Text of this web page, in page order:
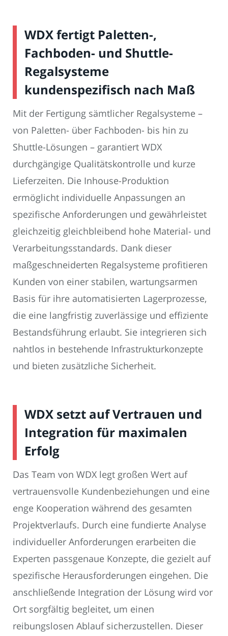
WDX fertigt Paletten-,
Fachboden- und Shuttle-
Regalsysteme
kundenspezifisch nach Maß
Mit der Fertigung sämtlicher Regalsysteme –
von Paletten- über Fachboden- bis hin zu
Shuttle-Lösungen – garantiert WDX
durchgängige Qualitätskontrolle und kurze
Lieferzeiten. Die Inhouse-Produktion
ermöglicht individuelle Anpassungen an
spezifische Anforderungen und gewährleistet
gleichzeitig gleichbleibend hohe Material- und
Verarbeitungsstandards. Dank dieser
maßgeschneiderten Regalsysteme profitieren
Kunden von einer stabilen, wartungsarmen
Basis für ihre automatisierten Lagerprozesse,
die eine langfristig zuverlässige und effiziente
Bestandsführung erlaubt. Sie integrieren sich
nahtlos in bestehende Infrastrukturkonzepte
und bieten zusätzliche Sicherheit.
WDX setzt auf Vertrauen und
Integration für maximalen
Erfolg
Das Team von WDX legt großen Wert auf
vertrauensvolle Kundenbeziehungen und eine
enge Kooperation während des gesamten
Projektverlaufs. Durch eine fundierte Analyse
individueller Anforderungen erarbeiten die
Experten passgenaue Konzepte, die gezielt auf
spezifische Herausforderungen eingehen. Die
anschließende Integration der Lösung wird vor
Ort sorgfältig begleitet, um einen
reibungslosen Ablauf sicherzustellen. Dieser